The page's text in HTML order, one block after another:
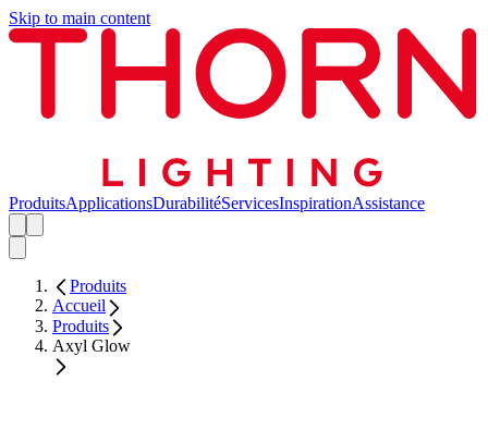
Skip to main content
ProduitsApplicationsDurabilitéServicesInspirationAssistance
Produits
Accueil
Produits
Axyl Glow